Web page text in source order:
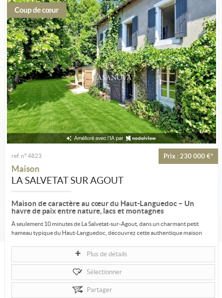
Créer une alerte
Ma sélection
Contact
Prix : 230 000 €*
ref. n° 4823
Maison
LA SALVETAT SUR AGOUT
Maison de caractère au cœur du Haut-Languedoc – Un
havre de paix entre nature, lacs et montagnes
À seulement 10 minutes de La Salvetat-sur-Agout, dans un charmant petit
hameau typique du Haut-Languedoc, découvrez cette authentique maison
Plus de détails
Sélectionner
Partager